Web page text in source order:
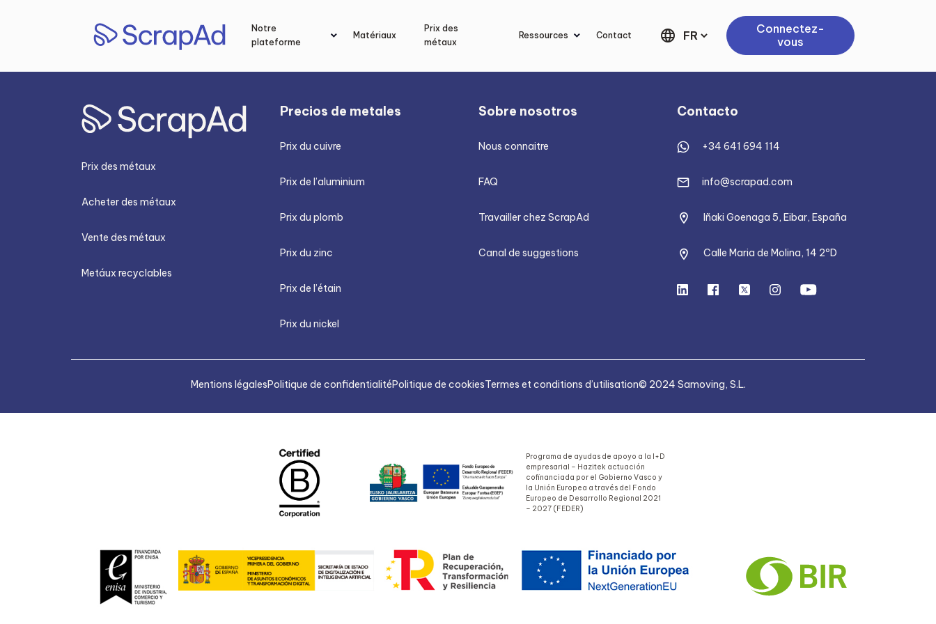
Notre
plateforme
Matériaux
Prix des
métaux
Ressources Contact language
Connectez-
vous
Prix des métaux
Acheter des métaux
Vente des métaux
Metáux recyclables
Precios de metales
Prix du cuivre
Prix de l’aluminium
Prix du plomb
Prix du zinc
Prix de l’étain
Prix du nickel
Sobre nosotros
Nous connaitre
FAQ
Travailler chez ScrapAd
Canal de suggestions
Contacto
+34 641 694 114
info@scrapad.com
Iñaki Goenaga 5, Eibar, España
Calle Maria de Molina, 14 2ºD
Mentions légalesPolitique de confidentialitéPolitique de cookiesTermes et conditions d’utilisation© 2024 Samoving, S.L.
Programa de ayudas de apoyo a la I+D
empresarial – Hazitek actuación
cofinanciada por el Gobierno Vasco y
la Unión Europea a través del Fondo
Europeo de Desarrollo Regional 2021
– 2027 (FEDER)